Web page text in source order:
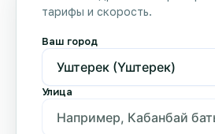
тарифы и скорость.
Ваш город
Улица